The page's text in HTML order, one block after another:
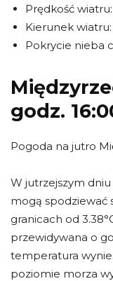
Prędkość
Kierunek
Pokrycie nieba
godz.
Pogoda na jutro
W jutrzejszym
mogą spodziewać
granicach od
przewidywana o
temperatura
poziomie morza